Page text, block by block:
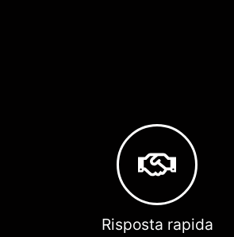
Risposta rapida